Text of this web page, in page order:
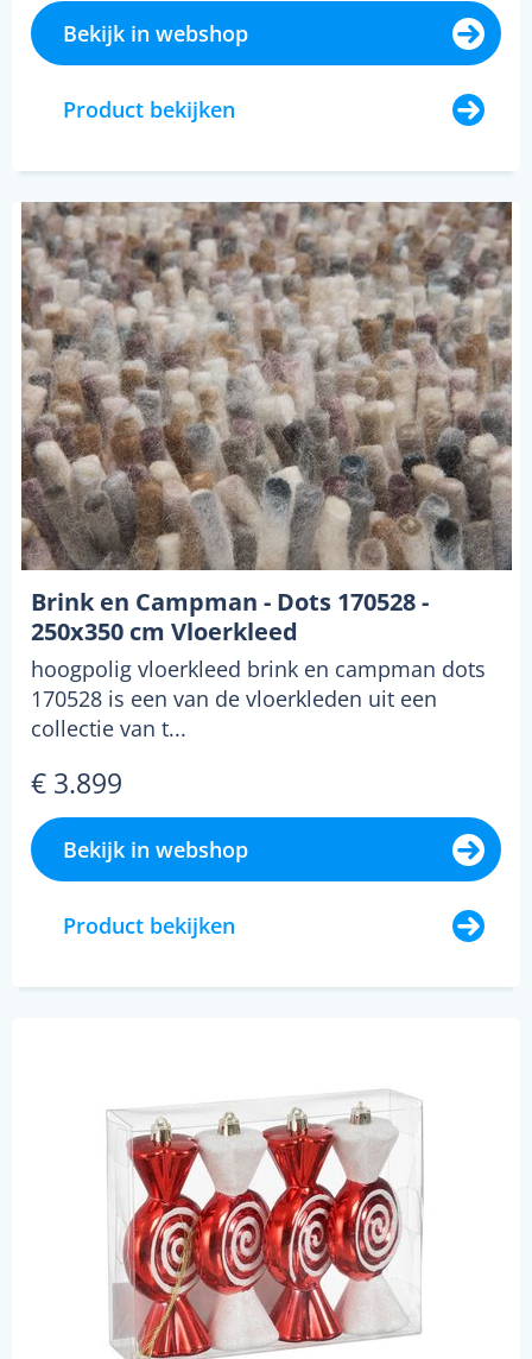
Bekijk in webshop
Product bekijken
Brink en Campman - Dots 170528 -
250x350 cm Vloerkleed
hoogpolig vloerkleed brink en campman dots
170528 is een van de vloerkleden uit een
collectie van t...
€ 3.899
Bekijk in webshop
Product bekijken